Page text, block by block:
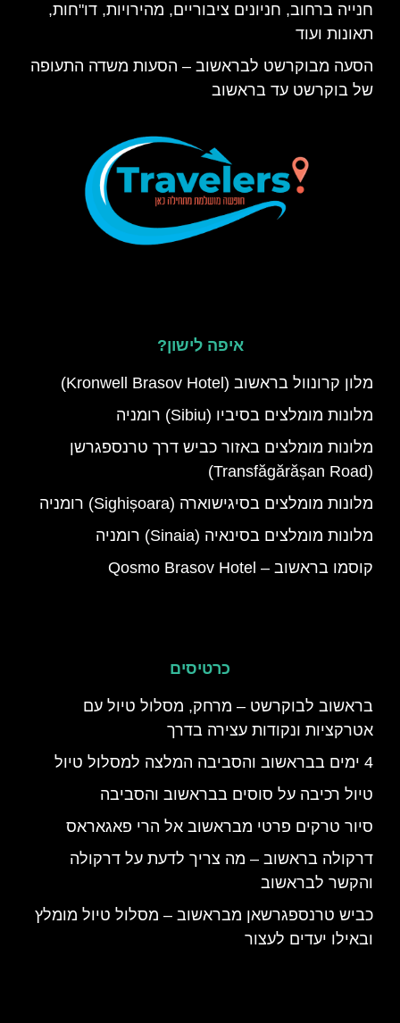
חנייה ברחוב, חניונים ציבוריים, מהירויות, דו"חות,
תאונות ועוד
הסעה מבוקרשט לבראשוב – הסעות משדה התעופה
של בוקרשט עד בראשוב
איפה לישון?
מלון קרונוול בראשוב (Kronwell Brasov Hotel)
מלונות מומלצים בסיביו (Sibiu) רומניה
מלונות מומלצים באזור כביש דרך טרנספגרשן
(Transfăgărășan Road)
מלונות מומלצים בסיגישוארה (Sighișoara) רומניה
מלונות מומלצים בסינאיה (Sinaia) רומניה
קוסמו בראשוב – Qosmo Brasov Hotel
כרטיסים
בראשוב לבוקרשט – מרחק, מסלול טיול עם
אטרקציות ונקודות עצירה בדרך
4 ימים בבראשוב והסביבה המלצה למסלול טיול
טיול רכיבה על סוסים בבראשוב והסביבה
סיור טרקים פרטי מבראשוב אל הרי פאגאראס
דרקולה בראשוב – מה צריך לדעת על דרקולה
והקשר לבראשוב
כביש טרנספגרשאן מבראשוב – מסלול טיול מומלץ
ובאילו יעדים לעצור